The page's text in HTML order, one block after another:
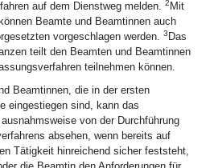
auf dem Dienstweg melden. 2 Mit
Beamte und Beamtinnen auch
vorgeschlagen werden. 3 Das
teilt den Beamten und Beamtinnen
teilnehmen können.
Beamtinnen, die in der ersten
eingestiegen sind, kann das
von der Durchführung
absehen, wenn bereits auf
Tätigkeit hinreichend sicher feststeht,